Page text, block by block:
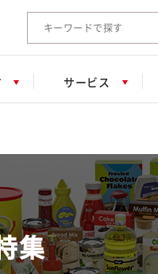
検索キーワード入力
サービス
集